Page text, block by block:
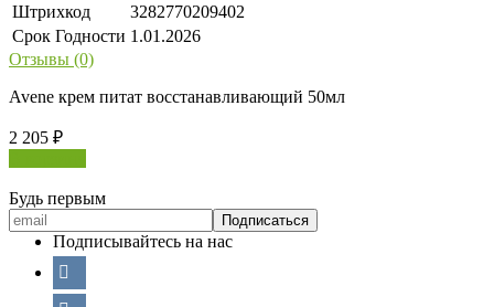
Штрихкод
3282770209402
Срок Годности 1.01.2026
Отзывы (0)
Avene крем питат восстанавливающий 50мл
2 205 ₽
Будь первым
Подписывайтесь на нас